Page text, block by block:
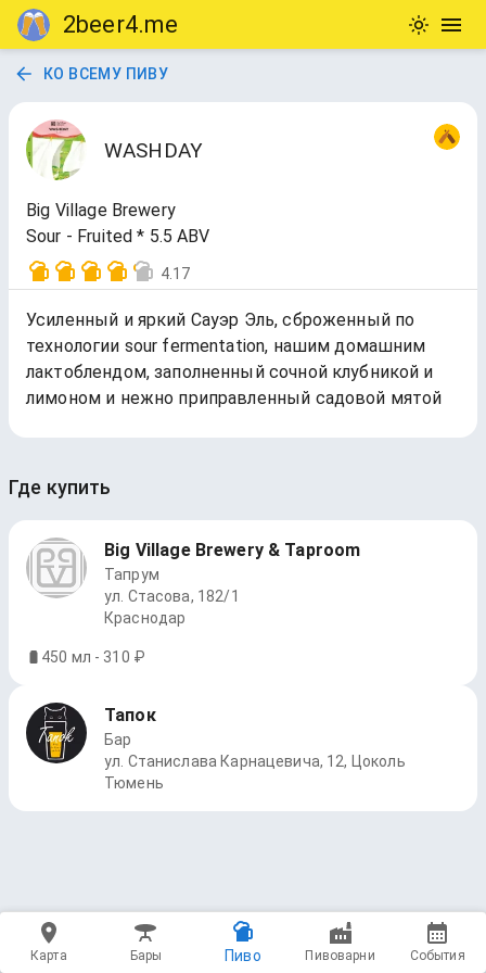
2beer4.me
КО ВСЕМУ ПИВУ
WASHDAY
Big Village Brewery
Sour - Fruited * 5.5 ABV
4.17
Усиленный и яркий Сауэр Эль, сброженный по
технологии sour fermentation, нашим домашним
лактоблендом, заполненный сочной клубникой и
лимоном и нежно приправленный садовой мятой
Где купить
Big Village Brewery & Taproom
Тапрум
ул. Стасова, 182/1
Краснодар
450 мл - 310 ₽
Тапок
Бар
ул. Станислава Карнацевича, 12, Цоколь
Тюмень
Карта Бары Пиво Пивоварни События